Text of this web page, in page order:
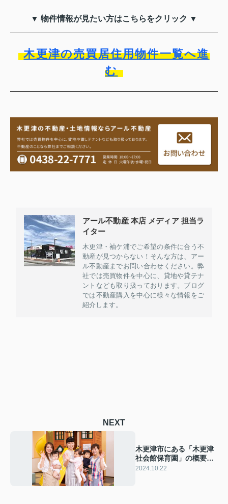
▼ 物件情報が見たい方はこちらをクリック ▼
木更津の売買居住用物件一覧へ進
む
アール不動産 本店 メディア 担当ラ
イター
木更津・袖ケ浦でご希望の条件に合う不
動産が見つからない！そんな方は、アー
ル不動産までお問い合わせください。弊
社では売買物件を中心に、貸地や貸テナ
ントなども取り扱っております。ブログ
では不動産購入を中心に様々な情報をご
紹介します。
NEXT
木更津市にある「木更津
社会館保育園」の概要！
取り組みもご紹介
2024.10.22